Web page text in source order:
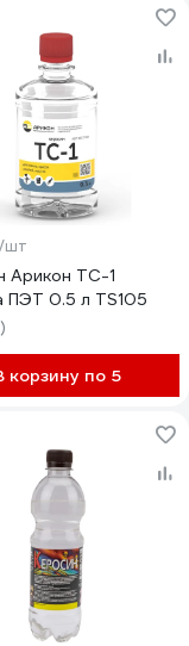
/шт
Арикон ТС-1
ПЭТ 0.5 л TS105
корзину по 5